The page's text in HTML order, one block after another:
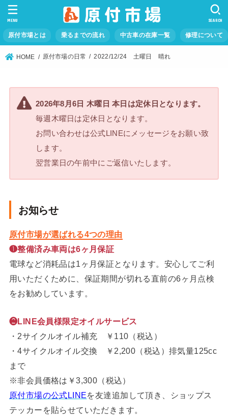
原付市場とは 乗るまでの流れ 中古車の在庫一覧 修理について
SEARCH
MENU
HOME 原付市場の日常 2022/12/24 土曜日 晴れ
2026年8月6日 木曜日 本日は定休日となります。
毎週木曜日は定休日となります。
お問い合わせは公式LINEにメッセージをお願い致
します。
翌営業日の午前中にご返信いたします。
お知らせ
原付市場が選ばれる4つの理由
❶整備済み車両は6ヶ月保証
電球など消耗品は1ヶ月保証となります。安心してご利
用いただくために、保証期間が切れる直前の6ヶ月点検
をお勧めしています。
❷LINE会員様限定オイルサービス
・2サイクルオイル補充 ￥110（税込）
・4サイクルオイル交換 ￥2,200（税込）排気量125cc
まで
※非会員価格は￥3,300（税込）
原付市場の公式LINEを友達追加して頂き、ショップス
テッカーを貼らせていただきます。